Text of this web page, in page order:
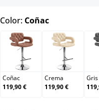
Color: Coñacselect
Coñac
Coñac
119,90 €
Crema
Crema
119,90 €
Gris